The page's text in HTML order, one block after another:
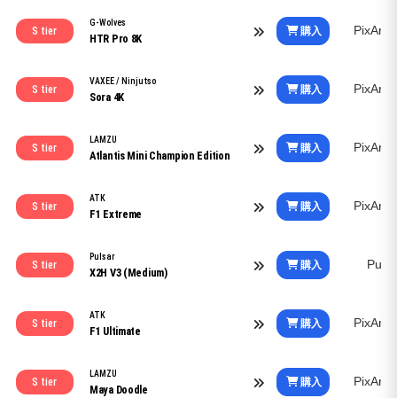
S tier
G-Wolves
HTR Pro 8K
購入 PixArt
S tier
VAXEE / Ninjutso
Sora 4K
購入 PixArt
S tier
LAMZU
Atlantis Mini Champion Edition
購入 PixArt
S tier
ATK
F1 Extreme
購入 PixArt
S tier
Pulsar
X2H V3 (Medium)
購入
S tier
ATK
F1 Ultimate
購入 PixArt
S tier
LAMZU
Maya Doodle
購入 PixArt